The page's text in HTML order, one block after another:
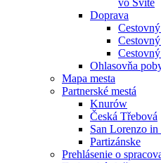
vo Svite
Doprava
Ohlasovňa
Mapa mesta
Partnerské mestá
Knurów
Česká Třebová
San Lorenzo in
Partizánske
Prehlásenie o